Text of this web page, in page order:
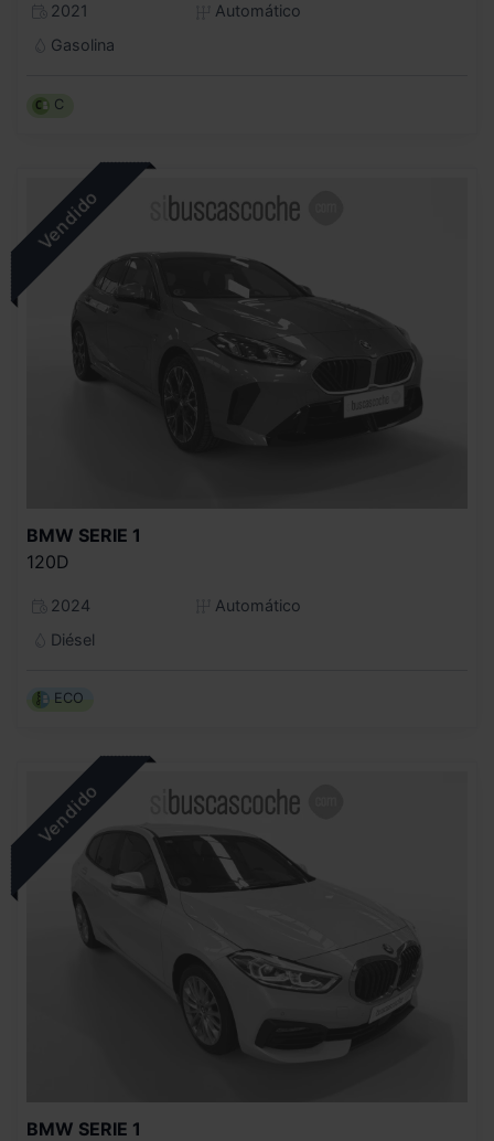
2021
Automático
Gasolina
C
BMW SERIE 1
120D
2024
Automático
Diésel
ECO
BMW SERIE 1